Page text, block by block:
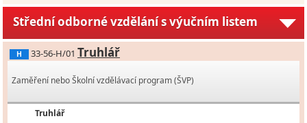
Střední odborné vzdělání s výučním listem
H 33-56-H/01 Truhlář
Zaměření nebo Školní vzdělávací program (ŠVP)
Truhlář